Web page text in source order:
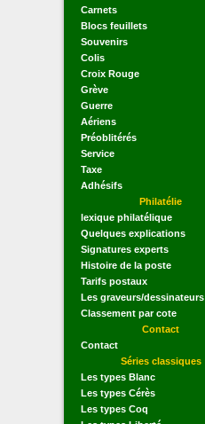
Carnets
Blocs feuillets
Souvenirs
Colis
Croix Rouge
Grève
Guerre
Aériens
Préoblitérés
Service
Taxe
Adhésifs
Philatélie
lexique philatélique
Quelques explications
Signatures experts
Histoire de la poste
Tarifs postaux
Les graveurs/dessinateurs
Classement par cote
Contact
Contact
Séries classiques
Les types Blanc
Les types Cérès
Les types Coq